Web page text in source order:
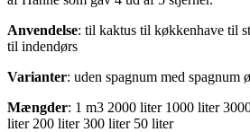
Anvendelse: til kaktus til køkkenhave til
til indendørs
Varianter: uden spagnum med spagnum
Mængder: 1 m3 2000 liter 1000 liter
liter 200 liter300 liter 50 liter